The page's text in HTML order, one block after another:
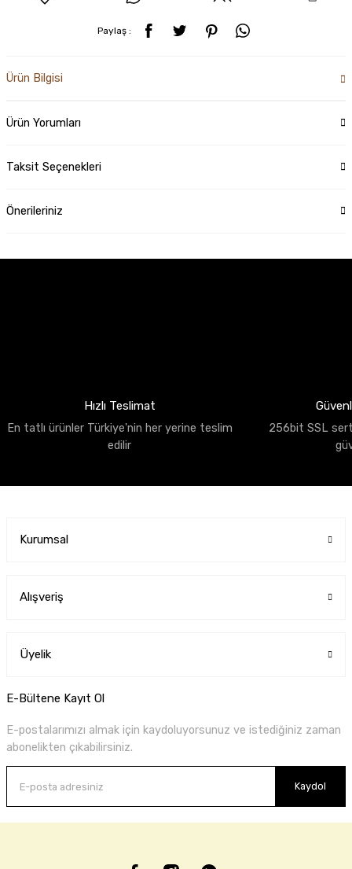
Paylaş :
Ürün Bilgisi
Ürün Yorumları
Taksit Seçenekleri
Önerileriniz
Hızlı Teslimat
En tatlı ürünler Türkiye'nin her yerine teslim
edilir
256bit SSL
Kurumsal
Alışveriş
Üyelik
E-Bültene Kayıt Ol
E-postalarımızı almak için kaydoluyorsunuz ve istediğiniz zaman
abonelikten çıkabilirsiniz.
Kaydol